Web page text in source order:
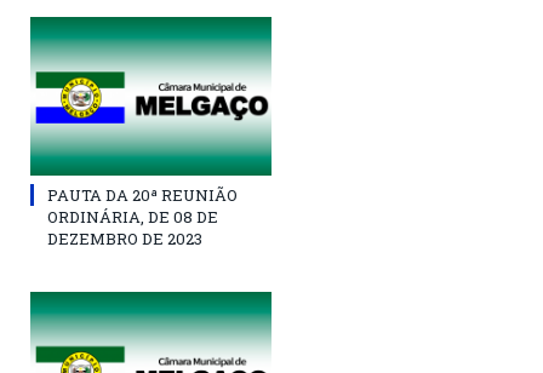
PAUTA DA 20ª REUNIÃO
ORDINÁRIA, DE 08 DE
DEZEMBRO DE 2023